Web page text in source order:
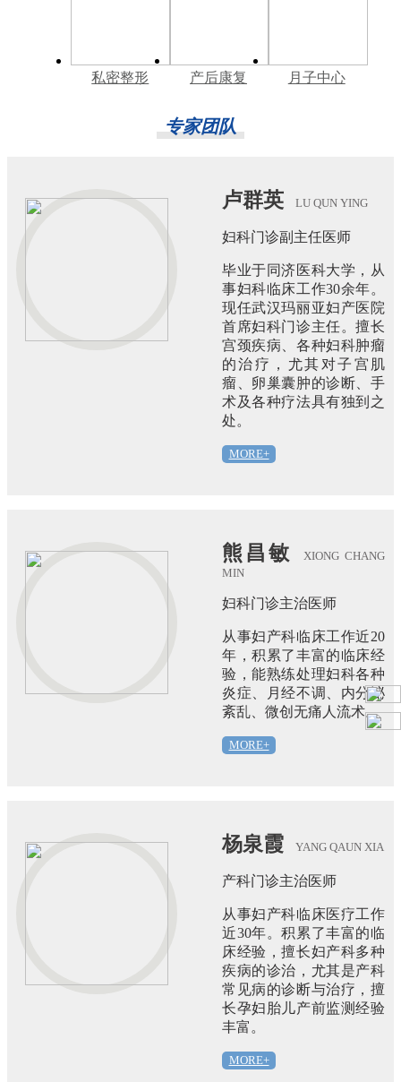
私密整形 产后康复 月子中心
专家团队
卢群英 LU QUN YING
妇科门诊副主任医师
毕业于同济医科大学，从
事妇科临床工作30余年。
现任武汉玛丽亚妇产医院
首席妇科门诊主任。擅长
宫颈疾病、各种妇科肿瘤
的治疗，尤其对子宫肌
瘤、卵巢囊肿的诊断、手
术及各种疗法具有独到之
处。
MORE+
熊昌敏
XIONG CHANG
MIN
妇科门诊主治医师
从事妇产科临床工作近20
年，积累了丰富的临床经
验，能熟练处理妇科各种
炎症、月经不调、内分泌
紊乱、微创无痛人流术。
MORE+
杨泉霞 YANG QAUN XIA
产科门诊主治医师
从事妇产科临床医疗工作
近30年。积累了丰富的临
床经验，擅长妇产科多种
疾病的诊治，尤其是产科
常见病的诊断与治疗，擅
长孕妇胎儿产前监测经验
丰富。
MORE+